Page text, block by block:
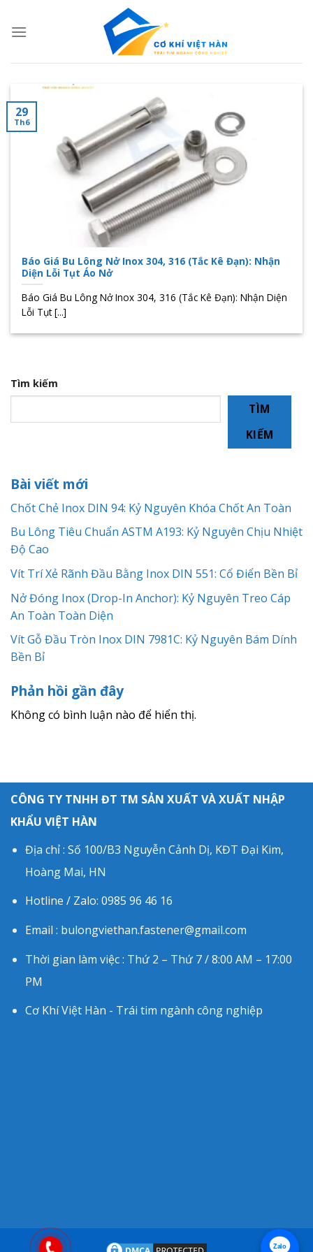
Báo Giá Bu Lông Nở Inox 304, 316 (Tắc Kê Đạn): Nhận
Diện Lỗi Tụt Áo Nở
Báo Giá Bu Lông Nở Inox 304, 316 (Tắc Kê Đạn): Nhận Diện
Lỗi Tụt [...]
29
Th6
Tìm kiếm
TÌM
KIẾM
Bài viết mới
Chốt Chẻ Inox DIN 94: Kỷ Nguyên Khóa Chốt An Toàn
Bu Lông Tiêu Chuẩn ASTM A193: Kỷ Nguyên Chịu Nhiệt
Độ Cao
Vít Trí Xẻ Rãnh Đầu Bằng Inox DIN 551: Cổ Điển Bền Bỉ
Nở Đóng Inox (Drop-In Anchor): Kỷ Nguyên Treo Cáp
An Toàn Toàn Diện
Vít Gỗ Đầu Tròn Inox DIN 7981C: Kỷ Nguyên Bám Dính
Bền Bỉ
Phản hồi gần đây
Không có bình luận nào để hiển thị.
CÔNG TY TNHH ĐT TM SẢN XUẤT VÀ XUẤT NHẬP
KHẨU VIỆT HÀN
Địa chỉ : Số 100/B3 Nguyễn Cảnh Dị, KĐT Đại Kim,
Hoàng Mai, HN
Hotline / Zalo: 0985 96 46 16
Email : bulongviethan.fastener@gmail.com
Thời gian làm việc : Thứ 2 – Thứ 7 / 8:00 AM – 17:00
PM
Cơ Khí Việt Hàn - Trái tim ngành công nghiệp
Zalo